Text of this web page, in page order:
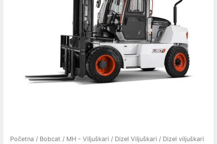
Početna / Bobcat / MH - Viljuškari / Dizel Viljuškari / Dizel viljuškari